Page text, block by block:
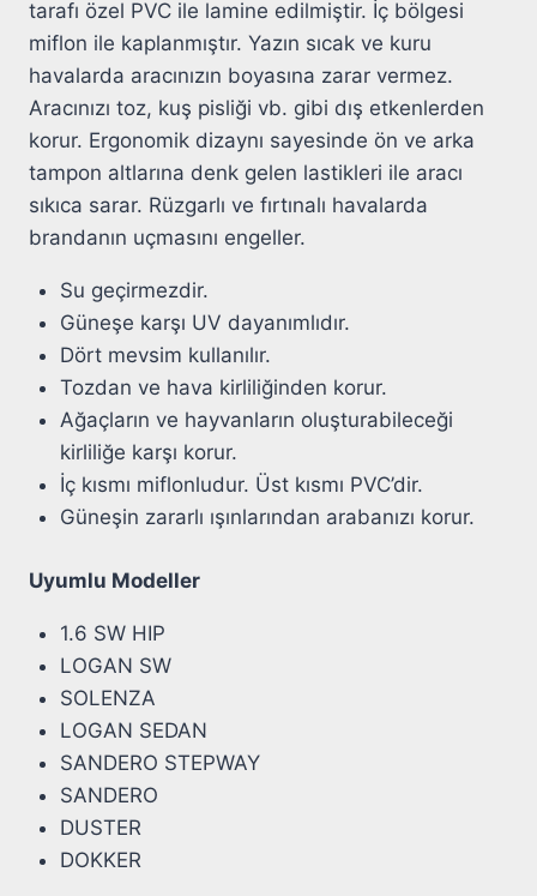
tarafı özel PVC ile lamine edilmiştir. İç bölgesi
miflon ile kaplanmıştır. Yazın sıcak ve kuru
havalarda aracınızın boyasına zarar vermez.
Aracınızı toz, kuş pisliği vb. gibi dış etkenlerden
korur. Ergonomik dizaynı sayesinde ön ve arka
tampon altlarına denk gelen lastikleri ile aracı
sıkıca sarar. Rüzgarlı ve fırtınalı havalarda
brandanın uçmasını engeller.
Su geçirmezdir.
Güneşe karşı UV dayanımlıdır.
Dört mevsim kullanılır.
Tozdan ve hava kirliliğinden korur.
Ağaçların ve hayvanların oluşturabileceği
kirliliğe karşı korur.
İç kısmı miflonludur. Üst kısmı PVC’dir.
Güneşin zararlı ışınlarından arabanızı korur.
Uyumlu Modeller
1.6 SW HIP
LOGAN SW
SOLENZA
LOGAN SEDAN
SANDERO STEPWAY
SANDERO
DUSTER
DOKKER